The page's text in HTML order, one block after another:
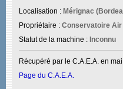
Localisation : Mérignac
Propriétaire : Conservatoire Air
Statut de la machine : Inconnu
Récupéré par le C.A.E.A. en
Page du C.A.E.A.